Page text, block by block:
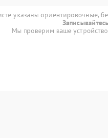
указаны ориентировочные,
Мы проверим ваше